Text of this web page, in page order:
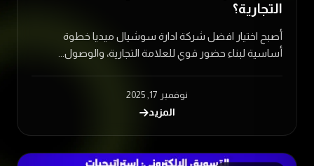
التجارية؟
أصبح اختيار افضل شركة ادارة سوشيال ميديا خطوة
أساسية لبناء حضور قوي للعلامة التجارية، والوصول...
نوفمبر 17, 2025
المزيد